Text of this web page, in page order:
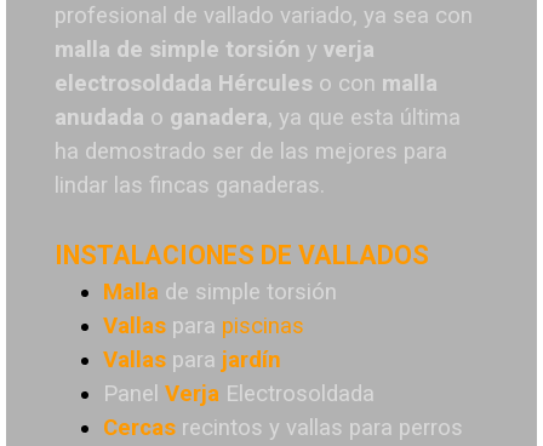
profesional de vallado variado, ya sea con
malla de simple torsión y verja
electrosoldada Hércules o con malla
anudada o ganadera, ya que esta última
ha demostrado ser de las mejores para
lindar las fincas ganaderas.
INSTALACIONES DE VALLADOS
Malla de simple torsión
Vallas para piscinas
Vallas para jardín
Panel Verja Electrosoldada
Cercas recintos y vallas para perros